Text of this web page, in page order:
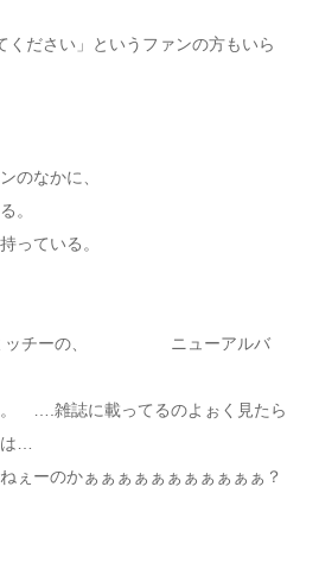
ください」というファンの方もいら
のなかに、
。
っている。
ッチーの、 ニューアルバ
….雑誌に載ってるのよぉく見たら
…
ぇーのかぁぁぁぁぁぁぁぁぁぁぁ？